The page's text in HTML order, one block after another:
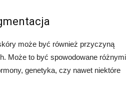
może być również przyczyną
Może to być spowodowane różnymi
genetyka, czy nawet niektóre